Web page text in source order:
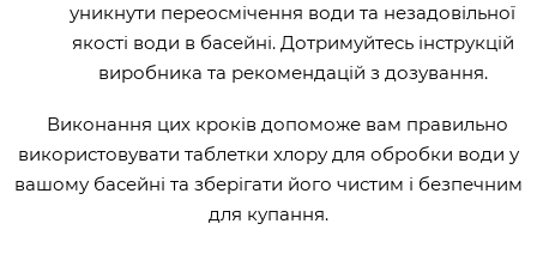
уникнути переосмічення води та незадовільної
якості води в басейні. Дотримуйтесь інструкцій
виробника та рекомендацій з дозування.
Виконання цих кроків допоможе вам правильно
використовувати таблетки хлору для обробки води у
вашому басейні та зберігати його чистим і безпечним
для купання.